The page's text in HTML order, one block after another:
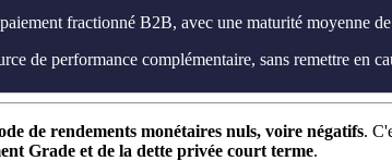
fractionné B2B, avec une maturité moyenne
de performance complémentaire, sans remettre en
de rendements monétaires nuls, voire négatifs.
Grade et de la dette privée court terme.